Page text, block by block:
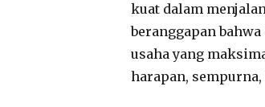
kuat dalam
beranggapan
usaha yang
harapan,